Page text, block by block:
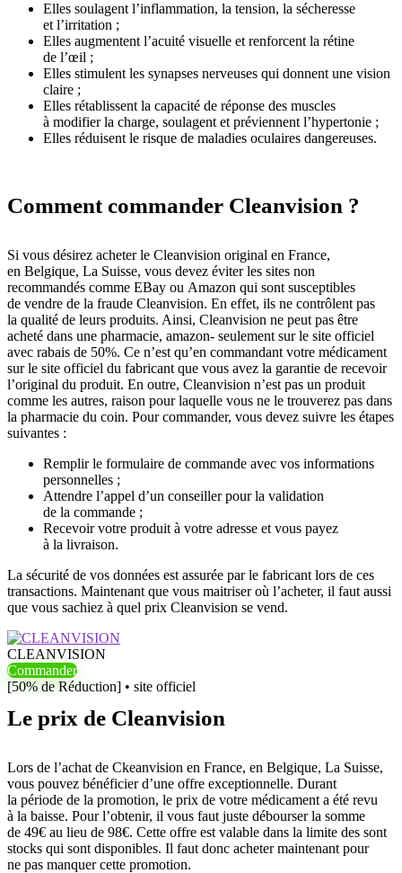
Elles soulagent l’inflammation, la tension, la sécheresse
et l’irritation ;
Elles augmentent l’acuité visuelle et renforcent la rétine
de l’œil ;
Elles stimulent les synapses nerveuses qui donnent une vision
claire ;
Elles rétablissent la capacité de réponse des muscles
à modifier la charge, soulagent et préviennent l’hypertonie ;
Elles réduisent le risque de maladies oculaires dangereuses.
Comment commander Cleanvision ?
Si vous désirez acheter le Cleanvision original en France,
en Belgique, La Suisse, vous devez éviter les sites non
recommandés comme EBay ou Amazon qui sont susceptibles
de vendre de la fraude Cleanvision. En effet, ils ne contrôlent pas
la qualité de leurs produits. Ainsi, Cleanvision ne peut pas être
acheté dans une pharmacie, amazon- seulement sur le site officiel
avec rabais de 50%. Ce n’est qu’en commandant votre médicament
sur le site officiel du fabricant que vous avez la garantie de recevoir
l’original du produit. En outre, Cleanvision n’est pas un produit
comme les autres, raison pour laquelle vous ne le trouverez pas dans
la pharmacie du coin. Pour commander, vous devez suivre les étapes
suivantes :
Remplir le formulaire de commande avec vos informations
personnelles ;
Attendre l’appel d’un conseiller pour la validation
de la commande ;
Recevoir votre produit à votre adresse et vous payez
à la livraison.
La sécurité de vos données est assurée par le fabricant lors de ces
transactions. Maintenant que vous maitriser où l’acheter, il faut aussi
que vous sachiez à quel prix Cleanvision se vend.
CLEANVISION
Commander
[50% de Réduction] • site officiel
Le prix de Cleanvision
Lors de l’achat de Ckeanvision en France, en Belgique, La Suisse,
vous pouvez bénéficier d’une offre exceptionnelle. Durant
la période de la promotion, le prix de votre médicament a été revu
à la baisse. Pour l’obtenir, il vous faut juste débourser la somme
de 49€ au lieu de 98€. Cette offre est valable dans la limite des sont
stocks qui sont disponibles. Il faut donc acheter maintenant pour
ne pas manquer cette promotion.